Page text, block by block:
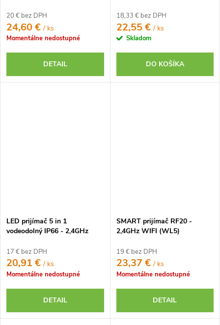
20 € bez DPH
24,60 €/ ks
Momentálne nedostupné
DETAIL
18,33 € bez DPH
22,55 €/ ks
Skladom
DO KOŠÍKA
LED prijímač 5 in 1
vodeodolný IP66 - 2,4GHz
17 € bez DPH
20,91 €/ ks
Momentálne nedostupné
DETAIL
SMART prijímač RF20 -
2,4GHz WIFI (WL5)
19 € bez DPH
23,37 €/ ks
Momentálne nedostupné
DETAIL